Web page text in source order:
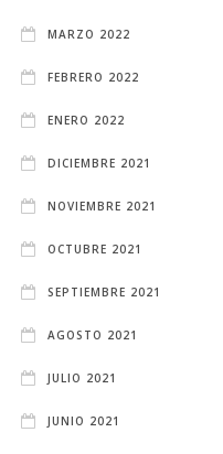
MARZO 2022
FEBRERO 2022
ENERO 2022
DICIEMBRE 2021
NOVIEMBRE 2021
OCTUBRE 2021
SEPTIEMBRE 2021
AGOSTO 2021
JULIO 2021
JUNIO 2021